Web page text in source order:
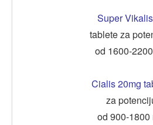
Super
tablete za
od 1600-
Cialis 20mg
za
od 900-1800